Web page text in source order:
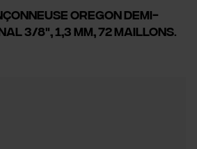
Oregon Demi-
3/8", 1,3 mm, 72 maillons.